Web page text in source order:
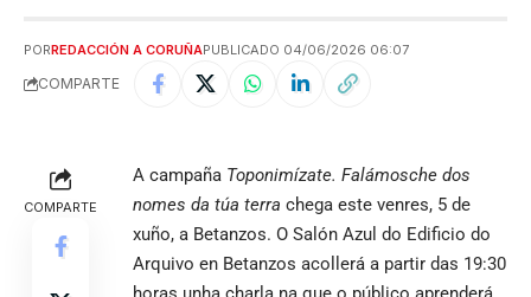
PORREDACCIÓN A CORUÑAPUBLICADO 04/06/2026 06:07
COMPARTE
COMPARTE
A campaña Toponimízate. Falámosche dos
nomes da túa terra chega este venres, 5 de
xuño, a Betanzos. O Salón Azul do Edificio do
Arquivo en Betanzos acollerá a partir das 19:30